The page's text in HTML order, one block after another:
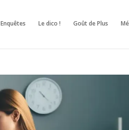
Enquêtes Le dico ! Goût de Plus